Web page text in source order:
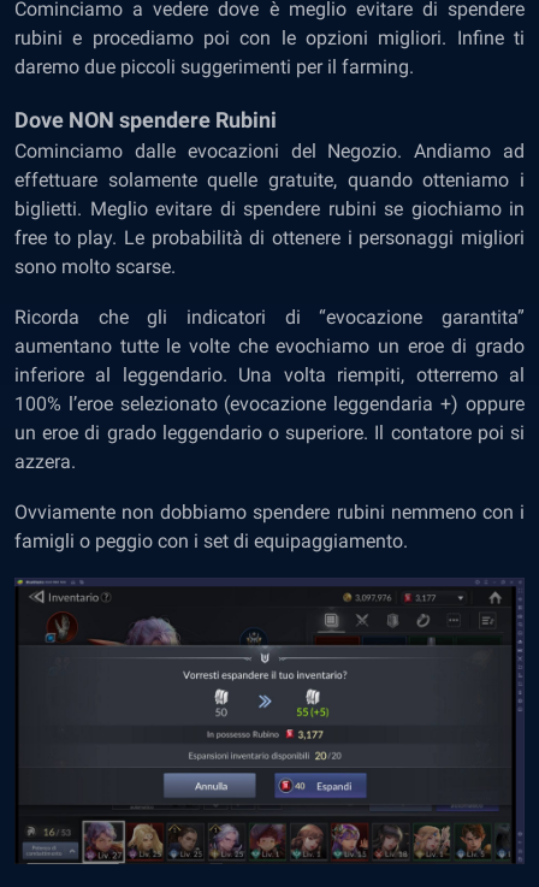
Cominciamo a vedere dove è meglio evitare di spendere
rubini e procediamo poi con le opzioni migliori. Infine ti
daremo due piccoli suggerimenti per il farming.
Dove NON spendere Rubini
Cominciamo dalle evocazioni del Negozio. Andiamo ad
effettuare solamente quelle gratuite, quando otteniamo i
biglietti. Meglio evitare di spendere rubini se giochiamo in
free to play. Le probabilità di ottenere i personaggi migliori
sono molto scarse.
Ricorda che gli indicatori di “evocazione garantita”
aumentano tutte le volte che evochiamo un eroe di grado
inferiore al leggendario. Una volta riempiti, otterremo al
100% l’eroe selezionato (evocazione leggendaria +) oppure
un eroe di grado leggendario o superiore. Il contatore poi si
azzera.
Ovviamente non dobbiamo spendere rubini nemmeno con i
famigli o peggio con i set di equipaggiamento.